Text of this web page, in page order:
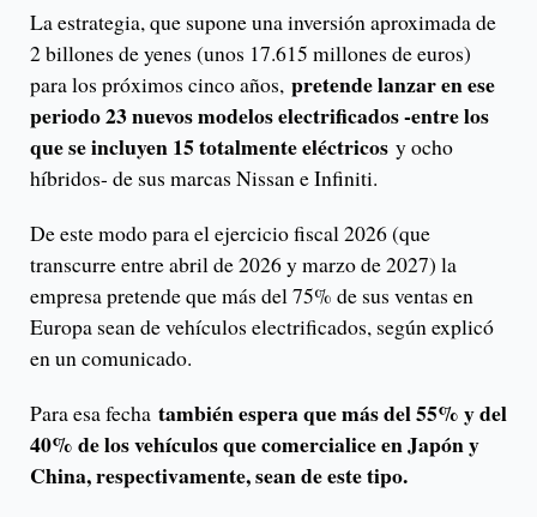
La estrategia, que supone una inversión aproximada de
2 billones de yenes (unos 17.615 millones de euros)
para los próximos cinco años, pretende lanzar en ese
periodo 23 nuevos modelos electrificados -entre los
que se incluyen 15 totalmente eléctricos y ocho
híbridos- de sus marcas Nissan e Infiniti.
De este modo para el ejercicio fiscal 2026 (que
transcurre entre abril de 2026 y marzo de 2027) la
empresa pretende que más del 75% de sus ventas en
Europa sean de vehículos electrificados, según explicó
en un comunicado.
Para esa fecha también espera que más del 55% y del
40% de los vehículos que comercialice en Japón y
China, respectivamente, sean de este tipo.